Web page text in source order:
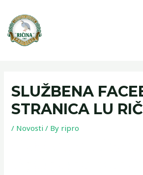
content
SLUŽBENA
STRANICA LU
/ Novosti / By ripro